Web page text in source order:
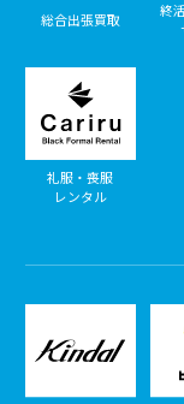
総合出張買取
終
礼服・喪服
レンタル